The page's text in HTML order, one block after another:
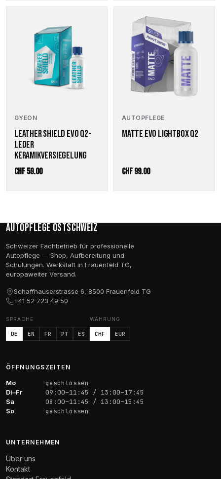
GYEON
LEATHER SHIELD EVO Q2-
LEDER
KERAMIKVERSIEGELUNG
CHF59.00
AUTOPFLEGE
MATTE EVO LIGHTBOX Q2
CHF99.00
Autopflege Ostschweiz
Schweizer Fachbetrieb für professionelle
Autopflege — Shop, Aufbereitung und
Schulungen. Werkstatt in Frauenfeld TG,
europaweiter Versand.
Schaffhauserstrasse 6, 8500 Frauenfeld TG
+41 52 723 49 50
SPRACHE
DE EN FR PT ES
WÄHRUNG
CHF EUR
ÖFFNUNGSZEITEN
Mo geschlossen
Di–Fr 09:00–11:45 / 13:00–17:45
Sa 08:00–11:45 / 13:00–15:45
So geschlossen
UNTERNEHMEN
Über uns
Kontakt